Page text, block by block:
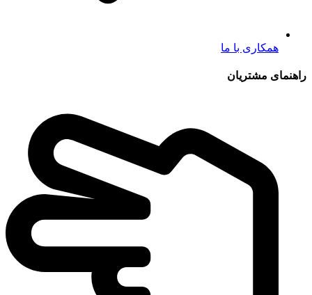
همکاری با ما
راهنمای مشتریان